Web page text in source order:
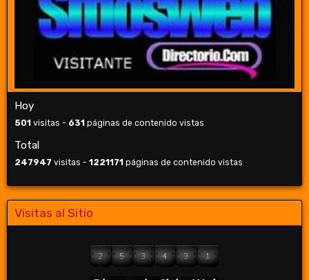
Hoy
501 visitas - 631 páginas de contenido vistas
Total
247947 visitas - 1221171 páginas de contenido vistas
Visitas al Sitio